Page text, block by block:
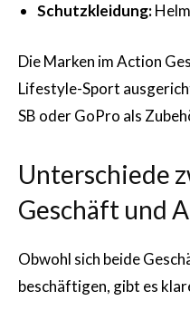
Schutzkleidung:
Die Marken im Action
Lifestyle-Sport
SB oder GoPro als
Unterschiede
Geschäft und
Obwohl sich beide
beschäftigen, gibt es